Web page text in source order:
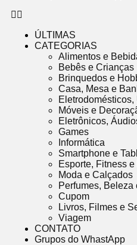
ÚLTIMAS
CATEGORIAS
Alimentos e
Bebês e Crianças
Brinquedos e
Casa, Mesa e
Móveis e
Eletrônicos,
Games
Informática
Smartphone e
Esporte, Fitness e
Moda e Calçados
Perfumes, Beleza
Cupom
Livros, Filmes e
Viagem
CONTATO
Grupos do WhastApp